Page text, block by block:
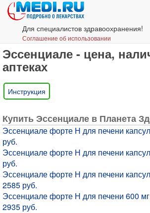
Для специалистов здравоохранения!
Соглашение об использовании
Эссенциале - цена,
аптеках
Инструкция
Купить Эссенциале в Планета
Эссенциале форте Н для печени
руб.
Эссенциале форте Н для печени
руб.
Эссенциале форте Н для печени
2585 руб.
Эссенциале форте Н для печени 600
2935 руб.